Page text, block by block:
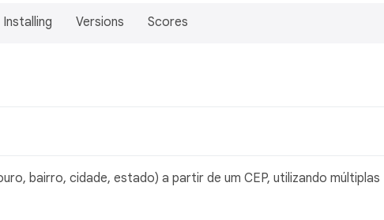
Installing Versions Scores
bairro, cidade, estado) a partir de um CEP, utilizando múltiplas